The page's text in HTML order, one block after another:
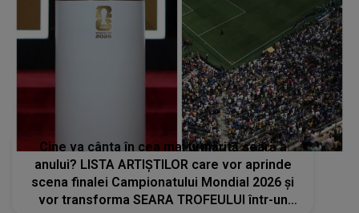
Cine va cânta în cea mai urmărită seară a
anului? LISTA ARTIȘTILOR care vor aprinde
scena finalei Campionatului Mondial 2026 și
vor transforma SEARA TROFEULUI într-un